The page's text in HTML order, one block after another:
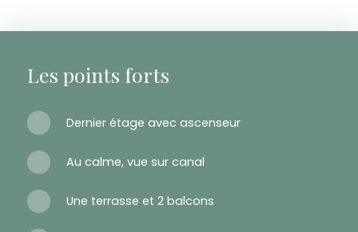
Les points forts
Dernier étage avec ascenseur
Au calme, vue sur canal
Une terrasse et 2 balcons